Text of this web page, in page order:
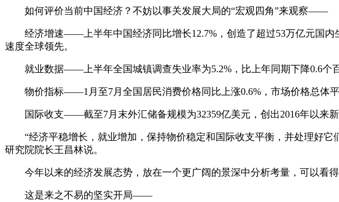
如何评价当前中国经济？不妨以事关发展大局的“宏观四角”来观察——
经济增速——上半年中国经济同比增长12.7%，创造了超过53万亿元国内
速度全球领先。
就业数据——上半年全国城镇调查失业率为5.2%，比上年同期下降0.6个
物价指标——1月至7月全国居民消费价格同比上涨0.6%，市场价格总体平
国际收支——截至7月末外汇储备规模为32359亿美元，创出2016年以来
“经济平稳增长，就业增加，保持物价稳定和国际收支平衡，并处理好
研究院院长王昌林说。
今年以来的经济发展态势，放在一个更广阔的景深中分析考量，可以看
这是来之不易的坚实开局——